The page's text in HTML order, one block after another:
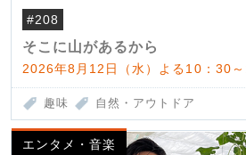
#208
そこに山があるから
2026年8月12日（水）よる10：30
趣味 自然・アウトドア
エンタメ・音楽